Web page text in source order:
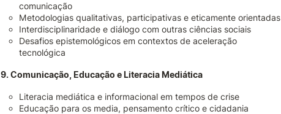
comunicação
Metodologias qualitativas, participativas e eticamente orientadas
Interdisciplinaridade e diálogo com outras ciências sociais
Desafios epistemológicos em contextos de aceleração
tecnológica
9. Comunicação, Educação e Literacia Mediática
Literacia mediática e informacional em tempos de crise
Educação para os media, pensamento crítico e cidadania